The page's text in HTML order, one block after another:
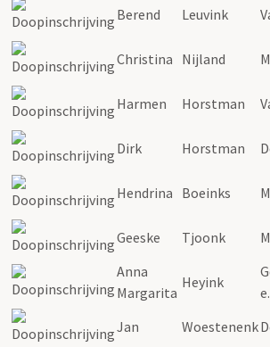
Berend
Leuvink
Christina Nijland
Harmen
Horstman
Dirk
Horstman
Hendrina Boeinks
Geeske
Tjoonk
Anna
Margarita
Heyink
Jan
Woestenenk